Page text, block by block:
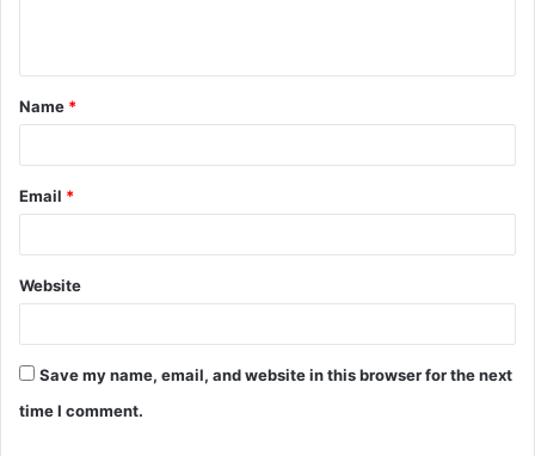
t
*
Name *
Email *
Website
Save my name, email, and website in this browser for the next
time I comment.